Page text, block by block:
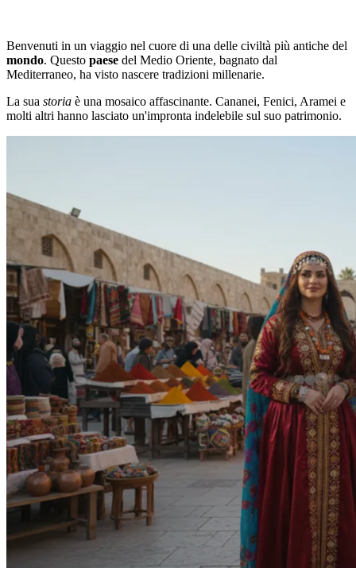
Benvenuti in un viaggio nel cuore di una delle civiltà più antiche del
mondo. Questo paese del Medio Oriente, bagnato dal
Mediterraneo, ha visto nascere tradizioni millenarie.
La sua storia è una mosaico affascinante. Cananei, Fenici, Aramei e
molti altri hanno lasciato un'impronta indelebile sul suo patrimonio.